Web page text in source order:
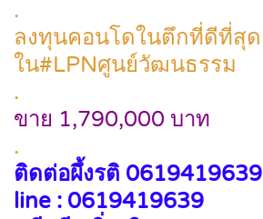
.
ลงทุนคอนโดในตึกที่ดีที่สุด
ใน#LPNศูนย์วัฒนธรรม
.
ขาย 1,790,000 บาท
.
ติดต่อผึ้งรติ 0619419639
line : 0619419639